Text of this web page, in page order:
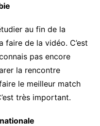
au fin de la
faire de la vidéo. C’est
pas encore
la rencontre
le meilleur match
très important.